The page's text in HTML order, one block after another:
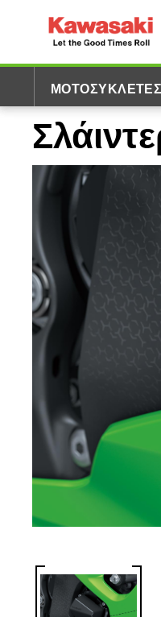
ΜΟΤΟΣΥΚΛΈΤΕΣ